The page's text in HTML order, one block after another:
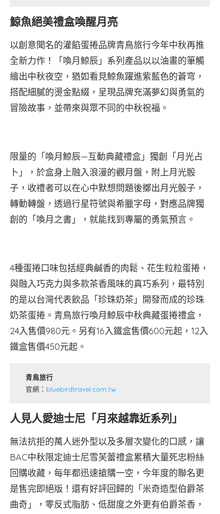
鯨魚絕美禮盒喚醒月亮
以創意聞名的灌餡蛋捲品牌青鳥旅行今年中秋再推
全新力作！「喚月鯨辰」系列產品以以油畫的筆觸
繪出中秋夜空，猶如看見鯨魚躍進紫藍色的蒼穹，
搭配細膩的燙金點綴，呈現品牌充滿夢幻與勇氣的
冒險故事，並帶來與眾不同的中秋祝福。
限量的「喚月鯨辰—互動典藏禮盒」獨創「月光占
卜」，於盒身上融入浪漫的觀月盤，附上月光骰
子，收禮者可以在心中默想問題後擲出月光骰子，
轉動轉盤，透過行星符號與希臘字母，對應品牌獨
創的「喚月之書」，就能找到專屬的勇氣預言。
4種蛋捲口味包括經典鹹香的肉鬆、花生粒粒蛋捲，
與融入巧克力與多款茶香風味的真巧系列，最特別
的是以台灣代表飲品「珍珠奶茶」開發而成的珍珠
奶茶蛋捲。青鳥旅行喚月鯨辰中秋典藏蛋捲禮盒，
24入售價980元。另有16入鐵盒售價600元起，12入
鐵盒售價450元起。
青鳥旅行
官網： bluebirdtravel.com.tw
人見人愛迪士尼「月來越靠近系列」
無法抗拒的萬人迷外型以及多層次變化的口感，讓
BAC中秋限定迪士尼雪芙蕾禮盒累積大量死忠粉絲
回購收藏，每年都迅速搶購一空，今年度的聯名更
是售完即絕版！還有好評回歸的「米奇造型伯爵茶
曲奇」，零反式脂肪、低甜度之外更有伯爵茶香，